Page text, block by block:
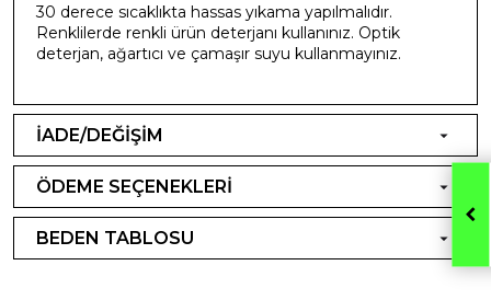
30 derece sıcaklıkta hassas yıkama yapılmalıdır.
Renklilerde renkli ürün deterjanı kullanınız. Optik
deterjan, ağartıcı ve çamaşır suyu kullanmayınız.
İADE/DEĞİŞİM
ÖDEME SEÇENEKLERİ
BEDEN TABLOSU